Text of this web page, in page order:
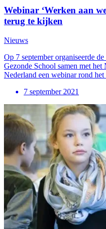
Webinar ‘Werken aan
terug te kijken
Nieuws
Op 7 september organiseerde
Gezonde School samen met
Nederland een webinar rond
7 september 2021